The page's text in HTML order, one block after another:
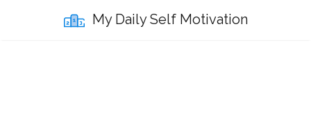
My Daily Self Motivation